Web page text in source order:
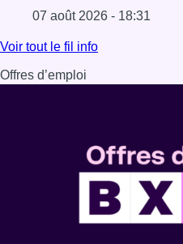
07 août 2026 - 18:31
Lire l'article Pizza Nizar:
Voir tout le fil info
Offres d’emploi